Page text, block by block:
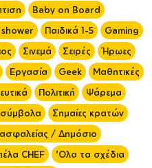
Baby on Board
Παιδικά 1-5
Gaming
Σινεμά Σειρές
Ήρωες
Εργασία Geek
Μαθητικές
Πολιτική
Ψάρεμα
σύμβολα
Σημαίες κρατών
/ Δημόσιο
CHEF
'Ολα τα σχέδια